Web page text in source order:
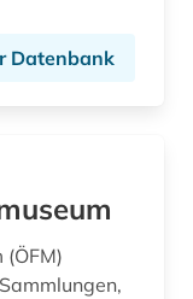
Datenbank
(ÖFM)